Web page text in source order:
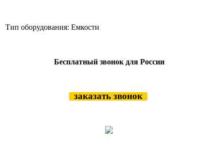
Тип оборудования: Емкости
Бесплатный звонок для России
заказать звонок